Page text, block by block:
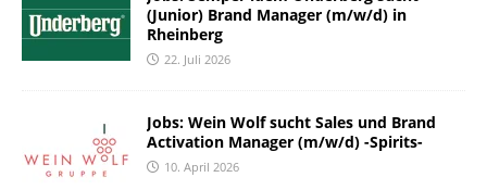
(Junior) Brand Manager (m/w/d) in
Rheinberg
22. Juli 2026
Jobs: Wein Wolf sucht Sales und Brand
Activation Manager (m/w/d) -Spirits-
10. April 2026